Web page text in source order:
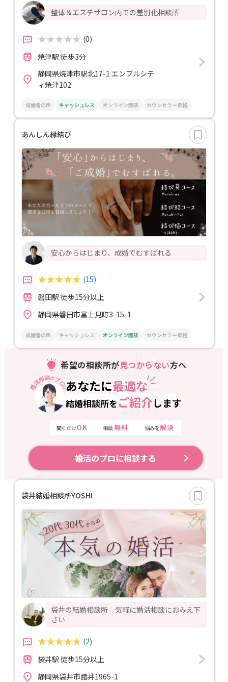
整体＆エステサロン内での差別化相談所
(0)
焼津駅 徒歩3分
静岡県焼津市駅北17-1 エンブルシテ
ィ焼津102
成婚者の声 キャッシュレス オンライン面談 カウンセラー資格
あんしん縁結び
安心からはじまり、成婚でむすばれる
(15)
磐田駅 徒歩15分以上
静岡県磐田市富士見町3-15-1
成婚者の声 キャッシュレス オンライン面談 カウンセラー資格
希望の相談所が見つからない方へ
婚活相談のプロ
があなたに最適な
結婚相談所をご紹介します
あなたに最適な
結婚相談所をご紹介します
聞くだけOK 相談 無料 悩みを解決
婚活のプロに相談する
袋井結婚相談所YOSHI
袋井の結婚相談所 気軽に婚活相談におみえ下
さい
(2)
袋井駅 徒歩15分以上
静岡県袋井市諸井1965-1